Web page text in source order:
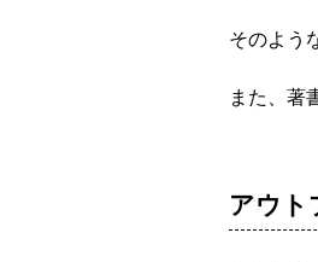
そのよう
また、著
アウト